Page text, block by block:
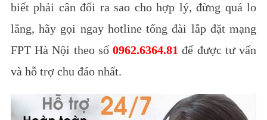
biết phải cân đối ra sao cho hợp lý, đừng quá lo
lắng, hãy gọi ngay hotline tổng đài lắp đặt mạng
FPT Hà Nội theo số0962.6364.81 để được tư vấn
và hỗ trợ chu đáo nhất.